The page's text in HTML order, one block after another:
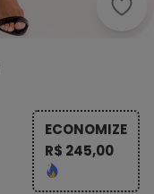
ECONOMIZE
R$ 245,00